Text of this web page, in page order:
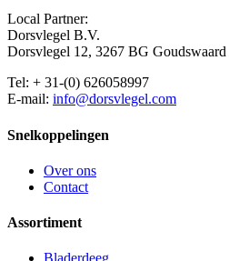
Local Partner:
Dorsvlegel B.V.
Dorsvlegel 12, 3267 BG Goudswaard
Tel: + 31-(0) 626058997
E-mail: info@dorsvlegel.com
Snelkoppelingen
Over ons
Contact
Assortiment